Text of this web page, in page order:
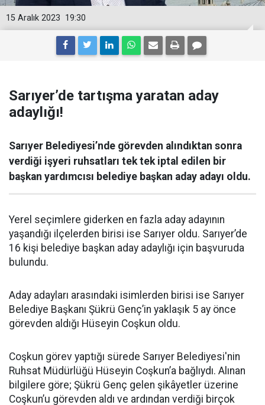
19:30
15 Aralık 2023
Sarıyer’de tartışma yaratan aday
adaylığı!
Sarıyer Belediyesi’nde görevden alındıktan sonra
verdiği işyeri ruhsatları tek tek iptal edilen bir
başkan yardımcısı belediye başkan aday adayı oldu.
Yerel seçimlere giderken en fazla aday adayının
yaşandığı ilçelerden birisi ise Sarıyer oldu. Sarıyer’de
16 kişi belediye başkan aday adaylığı için başvuruda
bulundu.
Aday adayları arasındaki isimlerden birisi ise Sarıyer
Belediye Başkanı Şükrü Genç’in yaklaşık 5 ay önce
görevden aldığı Hüseyin Coşkun oldu.
Coşkun görev yaptığı sürede Sarıyer Belediyesi'nin
Ruhsat Müdürlüğü Hüseyin Coşkun’a bağlıydı. Alınan
bilgilere göre; Şükrü Genç gelen şikâyetler üzerine
Coşkun’u görevden aldı ve ardından verdiği birçok